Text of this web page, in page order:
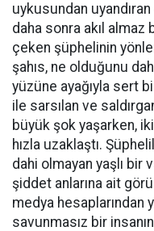
uykusundan
daha sonra akıl
çeken şüphelinin
şahıs, ne olduğunu
yüzüne ayağıyla sert
ile sarsılan ve
büyük şok yaşarken,
hızla uzaklaştı.
dahi olmayan yaşlı bir
şiddet anlarına ait
medya hesaplarından
savunmasız bir